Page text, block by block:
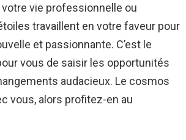
vie professionnelle ou
travaillent en votre faveur pour
et passionnante. C’est le
vous de saisir les opportunités
audacieux. Le cosmos
vous, alors profitez-en au